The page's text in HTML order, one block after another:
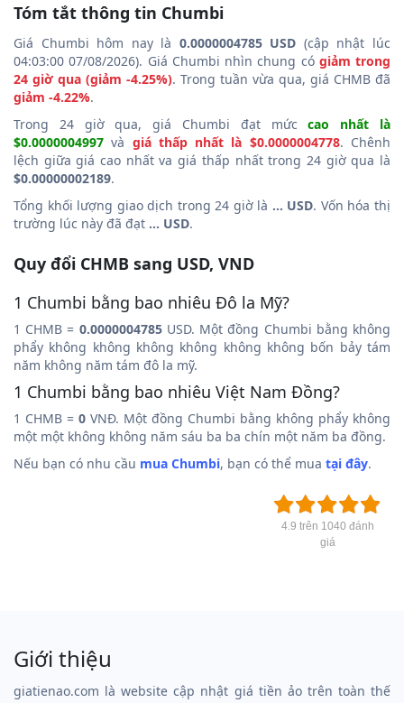
Tóm tắt thông tin Chumbi
Giá Chumbi hôm nay là 0.0000004785 USD (cập nhật lúc
04:03:00 07/08/2026). Giá Chumbi nhìn chung có giảm trong
24 giờ qua (giảm -4.25%). Trong tuần vừa qua, giá CHMB đã
giảm -4.22%.
Trong 24 giờ qua, giá Chumbi đạt mứccao nhất là
$0.0000004997 và giá thấp nhất là $0.0000004778. Chênh
lệch giữa giá cao nhất va giá thấp nhất trong 24 giờ qua là
$0.00000002189.
Tổng khối lượng giao dịch trong 24 giờ là ... USD. Vốn hóa thị
trường lúc này đã đạt ... USD.
Quy đổi CHMB sang USD, VND
1 Chumbi bằng bao nhiêu Đô la Mỹ?
1 CHMB = 0.0000004785USD. Một đồng Chumbi bằng không
phẩy không không không không không không bốn bảy tám
năm không năm tám đô la mỹ.
1 Chumbi bằng bao nhiêu Việt Nam Đồng?
1 CHMB = 0 VNĐ. Một đồng Chumbi bằng không phẩy không
một một không không năm sáu ba ba chín một năm ba đồng.
Nếu bạn có nhu cầu mua Chumbi, bạn có thể mua tại đây.
4.9 trên 1040 đánh
giá
Giới thiệu
giatienao.com là website cập nhật giá tiền ảo trên toàn thế